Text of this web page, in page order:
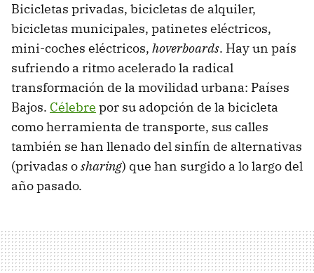
Bicicletas privadas, bicicletas de alquiler,
bicicletas municipales, patinetes eléctricos,
mini-coches eléctricos, hoverboards. Hay un país
sufriendo a ritmo acelerado la radical
transformación de la movilidad urbana: Países
Bajos. Célebre por su adopción de la bicicleta
como herramienta de transporte, sus calles
también se han llenado del sinfín de alternativas
(privadas osharing) que han surgido a lo largo del
año pasado.